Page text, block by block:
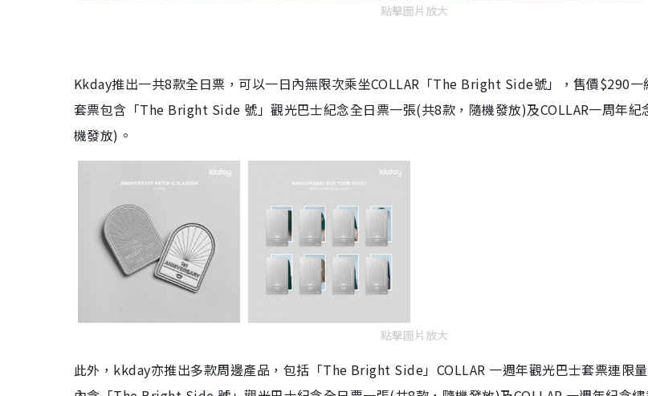
點擊圖片放大
Kkday推出一共8款全日票，可以一日內無限次乘坐COLLAR「The Bright Side號」，售價$290一
套票包含「The Bright Side 號」觀光巴士紀念全日票一張(共8款，隨機發放)及COLLAR一周年紀
機發放)。
點擊圖片放大
此外，kkday亦推出多款周邊產品，包括「The Bright Side」COLLAR 一週年觀光巴士套票連限